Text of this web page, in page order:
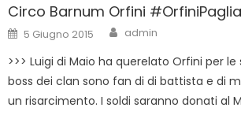
Circo Barnum Orfini
Posted
on
5 Giugno 2015 Author
admin
>>> Luigi di Maio ha querelato Orfini per le
boss dei clan sono fan di di battista e di
un risarcimento. I soldi saranno donati al